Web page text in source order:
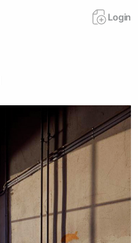
Login